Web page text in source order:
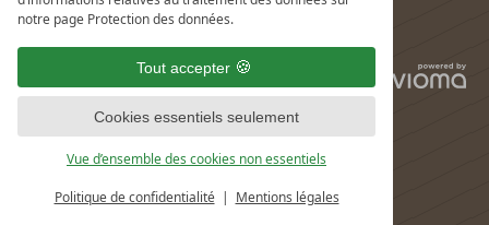
notre page Protection des données.
Tout accepter
Cookies essentiels seulement
Vue d’ensemble des cookies non essentiels
Politique de confidentialité Mentions légales